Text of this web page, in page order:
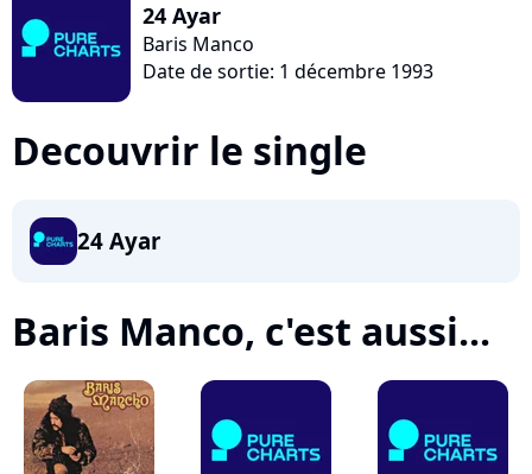
24 Ayar
Baris Manco
Date de sortie: 1 décembre 1993
Decouvrir le single
24 Ayar
Baris Manco, c'est aussi...